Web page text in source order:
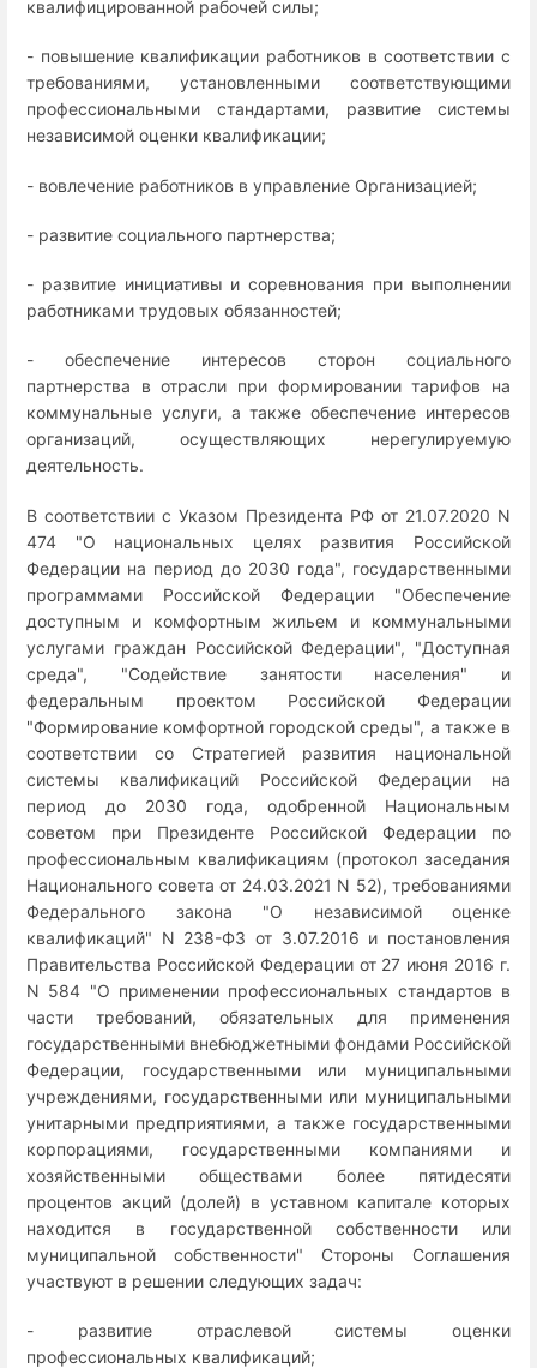
квалифицированной рабочей силы;
- повышение квалификации работников в соответствии с
требованиями, установленными соответствующими
профессиональными стандартами, развитие системы
независимой оценки квалификации;
- вовлечение работников в управление Организацией;
- развитие социального партнерства;
- развитие инициативы и соревнования при выполнении
работниками трудовых обязанностей;
- обеспечение интересов сторон социального
партнерства в отрасли при формировании тарифов на
коммунальные услуги, а также обеспечение интересов
организаций, осуществляющих нерегулируемую
деятельность.
В соответствии с Указом Президента РФ от 21.07.2020 N
474 "О национальных целях развития Российской
Федерации на период до 2030 года", государственными
программами Российской Федерации "Обеспечение
доступным и комфортным жильем и коммунальными
услугами граждан Российской Федерации", "Доступная
среда", "Содействие занятости населения" и
федеральным проектом Российской Федерации
"Формирование комфортной городской среды", а также в
соответствии со Стратегией развития национальной
системы квалификаций Российской Федерации на
период до 2030 года, одобренной Национальным
советом при Президенте Российской Федерации по
профессиональным квалификациям (протокол заседания
Национального совета от 24.03.2021 N 52), требованиями
Федерального закона "О независимой оценке
квалификаций" N 238-ФЗ от 3.07.2016 и постановления
Правительства Российской Федерации от 27 июня 2016 г.
N 584 "О применении профессиональных стандартов в
части требований, обязательных для применения
государственными внебюджетными фондами Российской
Федерации, государственными или муниципальными
учреждениями, государственными или муниципальными
унитарными предприятиями, а также государственными
корпорациями, государственными компаниями и
хозяйственными обществами более пятидесяти
процентов акций (долей) в уставном капитале которых
находится в государственной собственности или
муниципальной собственности" Стороны Соглашения
участвуют в решении следующих задач:
- развитие отраслевой системы оценки
профессиональных квалификаций;